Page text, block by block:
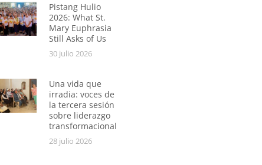
Pistang Hulio
2026: What St.
Mary Euphrasia
Still Asks of Us
30 julio 2026
Una vida que
irradia: voces de
la tercera sesión
sobre liderazgo
transformacional
28 julio 2026